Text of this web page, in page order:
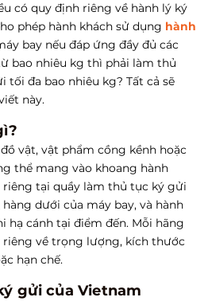
có quy định riêng về hành lý ký
phép hành khách sử dụng hành
bay nếu đáp ứng đầy đủ các
bao nhiêu kg thì phải làm thủ
đa bao nhiêu kg? Tất cả sẽ
này.
vật, vật phẩm cồng kềnh hoặc
thể mang vào khoang hành
tại quầy làm thủ tục ký gửi
dưới của máy bay, và hành
hạ cánh tại điểm đến. Mỗi hãng
riêng về trọng lượng, kích thước
hạn chế.
gửi của Vietnam